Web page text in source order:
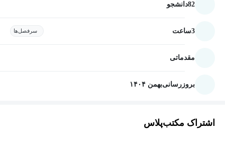
82دانشجو
3ساعت سرفصل‌ها
مقدماتی
بروزرسانیبهمن ۱۴۰۴
اشتراک مکتب‌پلاس